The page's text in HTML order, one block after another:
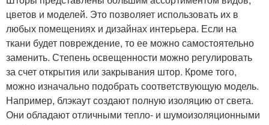
цветов и моделей. Это позволяет использовать их в
любых помещениях и дизайнах интерьера. Если на
ткани будет повреждение, то ее можно самостоятельно
заменить. Степень освещенности можно регулировать
за счет открытия или закрывания штор. Кроме того,
можно изначально подобрать соответствующую модель.
Например, блэкаут создают полную изоляцию от света.
Они обладают отличными тепло- и шумоизоляционными